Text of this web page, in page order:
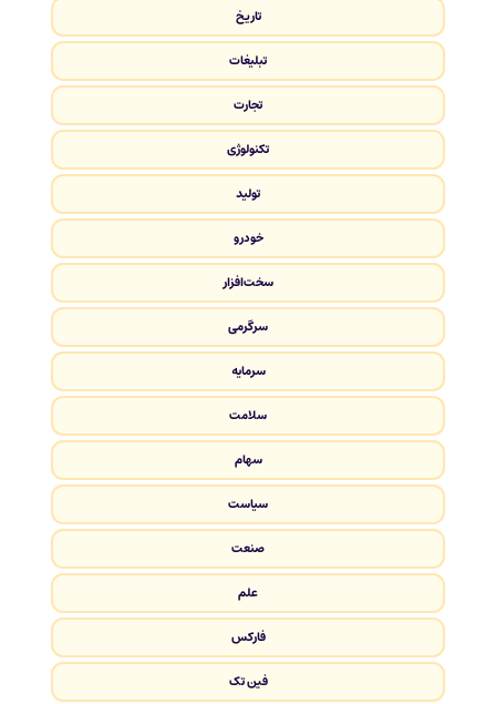
تاریخ
تبلیغات
تجارت
تکنولوژی
تولید
خودرو
سخت‌افزار
سرگرمی
سرمایه
سلامت
سهام
سیاست
صنعت
علم
فارکس
فین تک